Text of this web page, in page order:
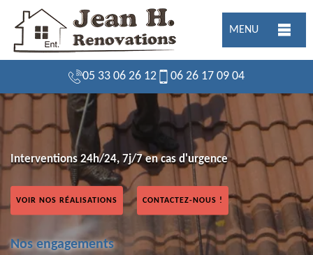
MENU
05 33 06 26 12 06 26 17 09 04
Interventions 24h/24, 7j/7 en cas d'urgence
VOIR NOS RÉALISATIONS CONTACTEZ-NOUS !
Nos engagements